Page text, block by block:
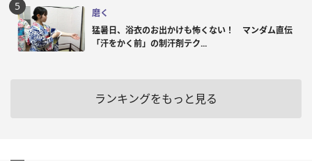
磨く
猛暑日、浴衣のお出かけも怖くない！ マンダム直伝
「汗をかく前」の制汗剤テク...
ランキングをもっと見る